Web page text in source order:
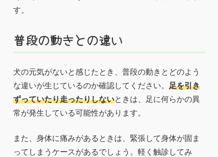
す。
普段の動きとの違い
犬の元気がないと感じたとき、普段の動きとどのよう
な違いが生じているのか確認してください。 足を引き
ずっていたり走ったりしないときは、足に何らかの異
常が発生している可能性があります。
また、身体に痛みがあるときは、緊張して身体が固ま
ってしまうケースがあるでしょう。軽く触診してみ